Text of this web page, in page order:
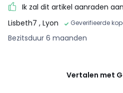
Ik zal dit artikel aanraden
Lisbeth7 , Lyon Geverifieerde
Bezitsduur 6 maanden
Vertalen met